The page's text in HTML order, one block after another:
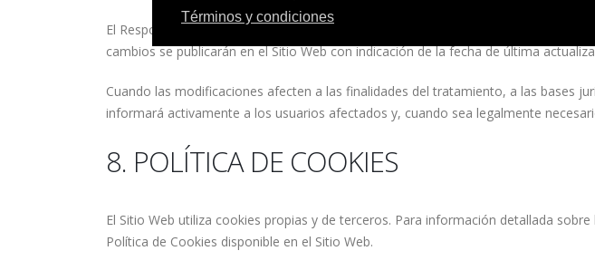
Términos y condiciones
El Responsable se reserva el derecho a modificar la presente Política de
cambios se publicarán en el Sitio Web con indicación de la fecha de última
Cuando las modificaciones afecten a las finalidades del tratamiento, a las bases
informará activamente a los usuarios afectados y, cuando sea legalmente
8. POLÍTICA DE COOKIES
El Sitio Web utiliza cookies propias y de terceros. Para información detallada
Política de Cookies disponible en el Sitio Web.